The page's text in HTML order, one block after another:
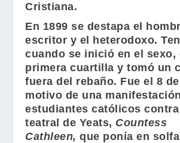
Cristiana.
En 1899 se destapa el
escritor y el heterodoxo.
cuando se inició en el sexo,
primera cuartilla y tomó un
fuera del rebaño. Fue el 8
motivo de una
estudiantes católicos
teatral de Yeats, Countess
Cathleen, que ponía en solfa